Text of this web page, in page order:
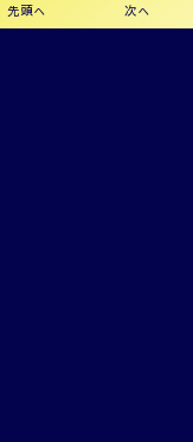
先頭へ 次へ